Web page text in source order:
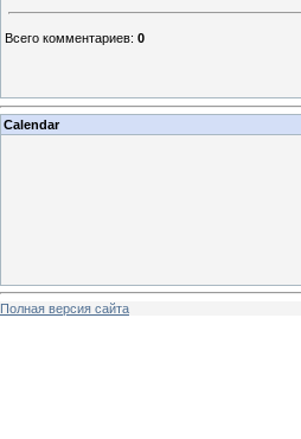
Всего комментариев: 0
Calendar
Полная версия сайта